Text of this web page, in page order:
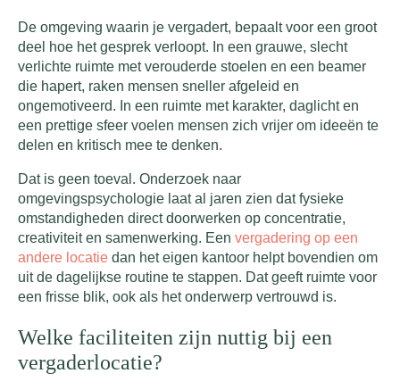
De omgeving waarin je vergadert, bepaalt voor een groot
deel hoe het gesprek verloopt. In een grauwe, slecht
verlichte ruimte met verouderde stoelen en een beamer
die hapert, raken mensen sneller afgeleid en
ongemotiveerd. In een ruimte met karakter, daglicht en
een prettige sfeer voelen mensen zich vrijer om ideeën te
delen en kritisch mee te denken.
Dat is geen toeval. Onderzoek naar
omgevingspsychologie laat al jaren zien dat fysieke
omstandigheden direct doorwerken op concentratie,
creativiteit en samenwerking. Een vergadering op een
andere locatie dan het eigen kantoor helpt bovendien om
uit de dagelijkse routine te stappen. Dat geeft ruimte voor
een frisse blik, ook als het onderwerp vertrouwd is.
Welke faciliteiten zijn nuttig bij een
vergaderlocatie?